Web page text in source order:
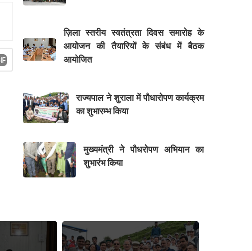
ज़िला स्तरीय स्वतंत्रता दिवस समारोह के
आयोजन की तैयारियों के संबंध में बैठक
आयोजित
राज्यपाल ने शुराला में पौधारोपण कार्यक्रम
का शुभारम्भ किया
मुख्यमंत्री ने पौधरोपण अभियान का
शुभारंभ किया